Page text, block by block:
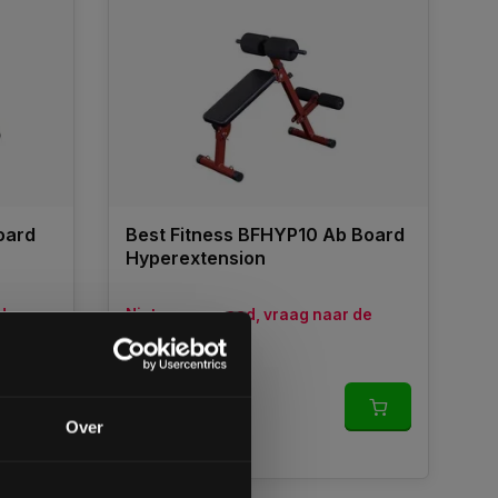
Over
Best Fitness BFHYP10 Ab Board
Hyperextension
Niet op voorraad, vraag naar de
levertijd
bestelling